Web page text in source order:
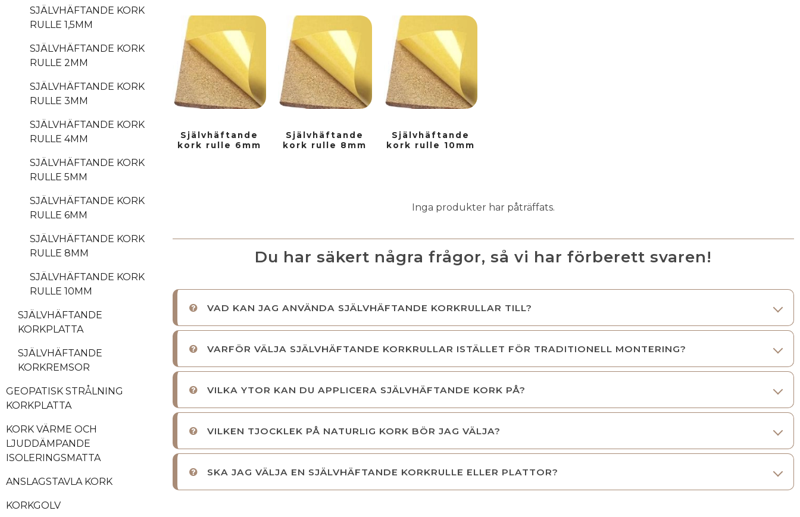
SJÄLVHÄFTANDE KORK
RULLE 1,5MM
SJÄLVHÄFTANDE KORK
RULLE 2MM
SJÄLVHÄFTANDE KORK
RULLE 3MM
SJÄLVHÄFTANDE KORK
RULLE 4MM
SJÄLVHÄFTANDE KORK
RULLE 5MM
SJÄLVHÄFTANDE KORK
RULLE 6MM
SJÄLVHÄFTANDE KORK
RULLE 8MM
SJÄLVHÄFTANDE KORK
RULLE 10MM
SJÄLVHÄFTANDE
KORKPLATTA
SJÄLVHÄFTANDE
KORKREMSOR
GEOPATISK STRÅLNING
KORKPLATTA
KORK VÄRME OCH
LJUDDÄMPANDE
ISOLERINGSMATTA
ANSLAGSTAVLA KORK
KORKGOLV
Självhäftande
kork rulle 6mm
Självhäftande
kork rulle 8mm
Självhäftande
kork rulle 10mm
Inga produkter har påträffats.
Du har säkert några frågor, så vi har förberett svaren!
VAD KAN JAG ANVÄNDA SJÄLVHÄFTANDE KORKRULLAR TILL?
VARFÖR VÄLJA SJÄLVHÄFTANDE KORKRULLAR ISTÄLLET FÖR TRADITIONELL MONTERING?
VILKA YTOR KAN DU APPLICERA SJÄLVHÄFTANDE KORK PÅ?
VILKEN TJOCKLEK PÅ NATURLIG KORK BÖR JAG VÄLJA?
SKA JAG VÄLJA EN SJÄLVHÄFTANDE KORKRULLE ELLER PLATTOR?